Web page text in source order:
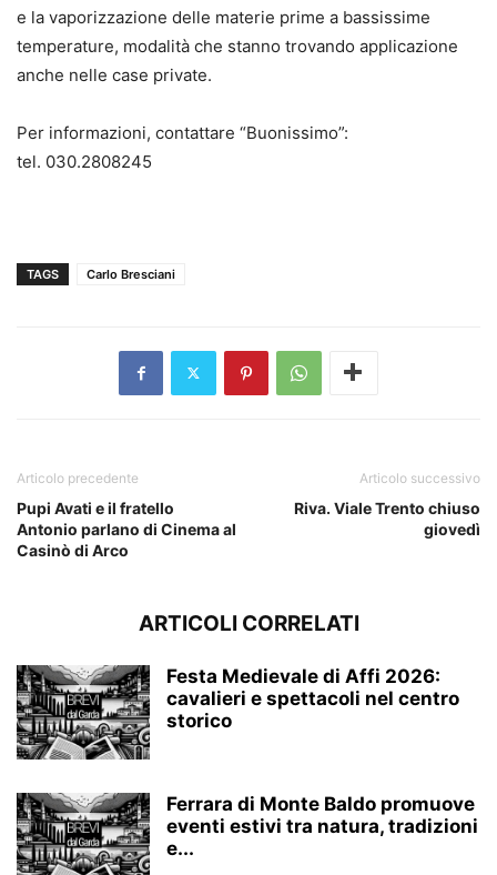
e la vaporizzazione delle materie prime a bassissime
temperature, modalità che stanno trovando applicazione
anche nelle case private.
Per informazioni, contattare “Buonissimo”:
tel. 030.2808245
TAGS Carlo Bresciani
Articolo precedente
Pupi Avati e il fratello
Antonio parlano di Cinema al
Casinò di Arco
Articolo successivo
Riva. Viale Trento chiuso
giovedì
ARTICOLI CORRELATI
Festa Medievale di Affi 2026:
cavalieri e spettacoli nel centro
storico
Ferrara di Monte Baldo promuove
eventi estivi tra natura, tradizioni
e...